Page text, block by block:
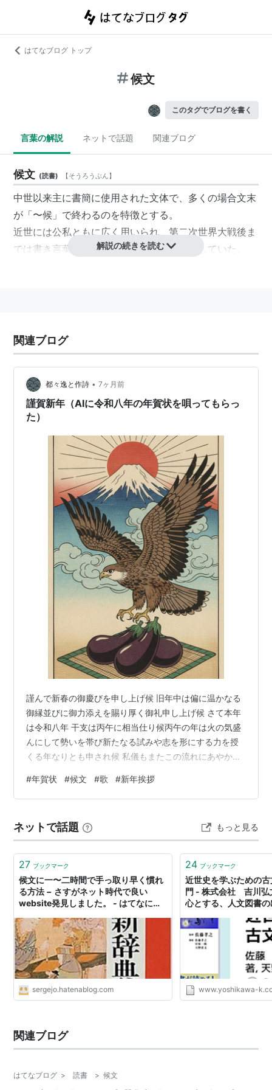
はてなブログ トップ
候文
このタグでブログを書く
言葉の解説 ネットで話題 関連ブログ
候文 (読書) 【そうろうぶん】
中世以来主に書簡に使用された文体で、多くの場合文末
が「〜候」で終わるのを特徴とする。
近世には公私ともに広く用いられ、第二次世界大戦後ま
では書き言葉として生活の中に身近に存在していた。
みえる。
しかし近世の候文は、口語に漢字を当てて「候」を付し
ただけのような傾向も強く、文体こそ特徴的で文語体の
一種と分類されるものの、かなり口語的な雰囲気も持っ
ている。
漢語を頻用するようになる明治以降の候文と近世のそれ
はその趣を異にしている。
なお、当時草書体では「候」「申候」「被下候」などの
慣用句がなかば記号化しており、筆記上も便利で合理的
なものであったといえよう。
解説の続きを読む
関連ブログ
都々逸と作詩 • 7ヶ月前
謹賀新年（AIに令和八年の年賀状を唄ってもらっ
た）
謹んで新春の御慶びを申し上げ候 旧年中は偏に温かなる
御縁並びに御力添えを賜り厚く御礼申し上げ候 さて本年
は令和八年 干支は丙午に相当仕り候丙午の年は火の気盛
んにして勢いを帯び新たなる試みや志を形にする力を授
くる年なりとも申され候 私儀もまたこの流れにあやかり
存じ奉り候 皆々様の御健康並びに御多幸を心より祈り上
げ候 本年も変わらぬ御交誼のほど何卒よろしくお願い申
#年賀状 #候文 #歌 #新年挨拶
ネットで話題 もっと見る
27 ブックマーク
候文に一〜二時間で手っ取り早く慣れ
る方法 − さすがネット時代で良い
website発見しました。 - はてなに於
sergejo.hatenablog.com
24 ブックマーク
近世史を学ぶための
門 - 株式会社 吉川弘
心とする、人文図書
www.yoshikawa-
関連ブログ
はてなブログ > 読書 > 候文